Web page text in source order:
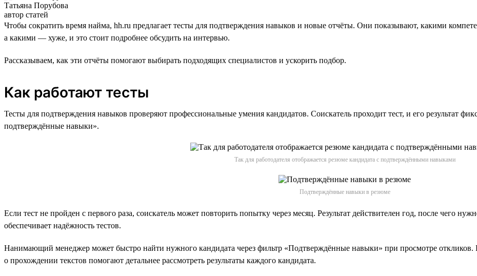
Татьяна Порубова
автор статей
Чтобы сократить время найма, hh.ru предлагает тесты для подтверждения навыков и новые отчёты. Они показывают, какими
а какими — хуже, и это стоит подробнее обсудить на интервью.
Рассказываем, как эти отчёты помогают выбирать подходящих специалистов и ускорить подбор.
Как работают тесты
Тесты для подтверждения навыков проверяют профессиональные умения кандидатов. Соискатель проходит тест, и его результат
подтверждённые навыки».
Так для работодателя отображается резюме кандидата с подтверждёнными навыками
Подтверждённые навыки в резюме
Если тест не пройден с первого раза, соискатель может повторить попытку через месяц. Результат действителен год, после чего
обеспечивает надёжность тестов.
Нанимающий менеджер может быстро найти нужного кандидата через фильтр «Подтверждённые навыки» при просмотре
о прохождении текстов помогают детальнее рассмотреть результаты каждого кандидата.